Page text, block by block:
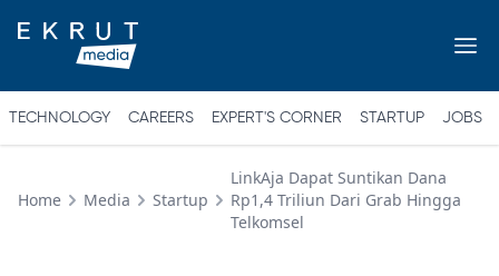
TECHNOLOGY CAREERS EXPERT'S CORNER STARTUP JOBS
Home Media Startup
LinkAja Dapat Suntikan Dana
Rp1,4 Triliun Dari Grab Hingga
Telkomsel